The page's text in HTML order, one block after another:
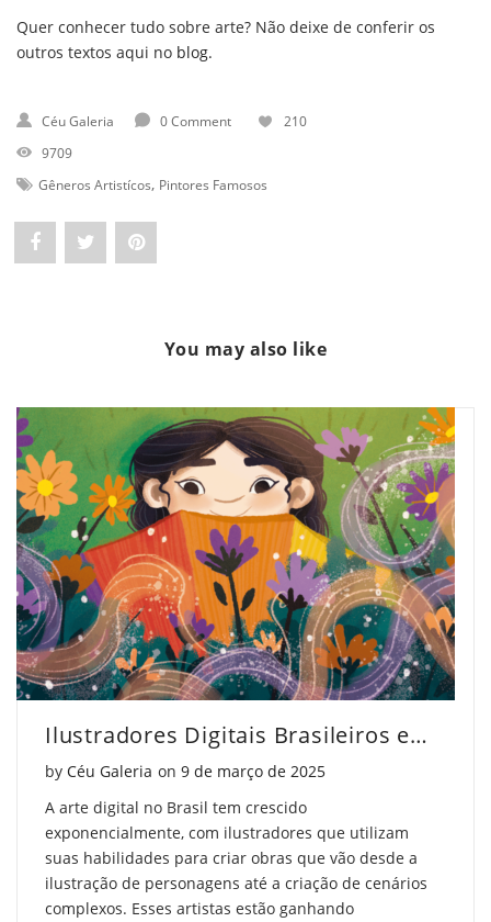
Quer conhecer tudo sobre arte? Não deixe de conferir os
outros textos aqui no blog.
Céu Galeria 0 Comment
210
9709
Gêneros Artistícos, Pintores Famosos
Share
Guia
Completo
dos
Principais
Artistas
e
Obras"
on
Facebook
Post
Um
Guia
Completo
dos
Principais
Artistas
e
Obras"
on
Pin
Guia
Completo
dos
Principais
Artistas
e
Obras"
on
Pinterest
You may also like
Ilustradores Digitais Brasileiros em Destaque
by Céu Galeria on Posted on
9 de março de 2025
A arte digital no Brasil tem crescido
exponencialmente, com ilustradores que utilizam
suas habilidades para criar obras que vão desde a
ilustração de personagens até a criação de cenários
complexos. Esses artistas estão ganhando